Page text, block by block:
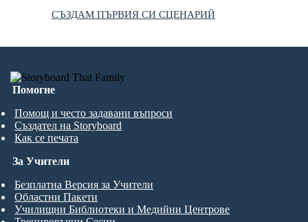
СЪЗДАМ ПЪРВИЯ СИ СЦЕНАРИЙ
Помогне
Помощ и често задавани въпроси
Създател на Storyboard
Как се печата
За Учители
Безплатна Версия за Учители
Областни Пакети
Училищни Библиотеки и Медийни Центрове